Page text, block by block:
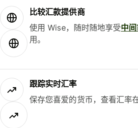
比较汇款提供商
使用 Wise，随时随地享受中
用。
跟踪实时汇率
保存您喜爱的货币，查看汇率